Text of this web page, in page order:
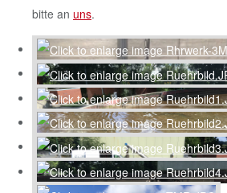
bitte an uns.